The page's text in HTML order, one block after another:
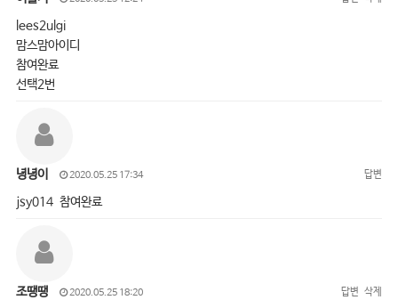
lees2ulgi
맘스맘아이디
참여완료
선택2번
녕녕이 2020.05.25 17:34 답변
jsy014 참여완료
조땡땡 2020.05.25 18:20 답변 삭제